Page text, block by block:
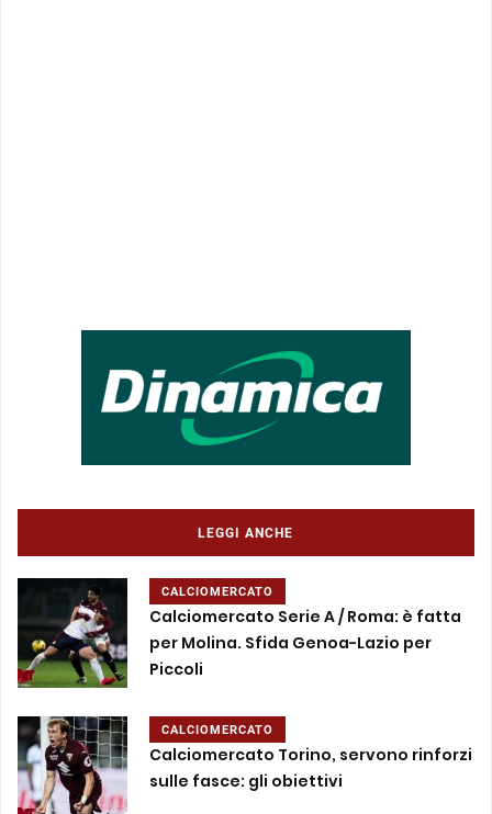
LEGGI ANCHE
CALCIOMERCATO
Calciomercato Serie A / Roma: è fatta
per Molina. Sfida Genoa-Lazio per
Piccoli
CALCIOMERCATO
Calciomercato Torino, servono rinforzi
sulle fasce: gli obiettivi